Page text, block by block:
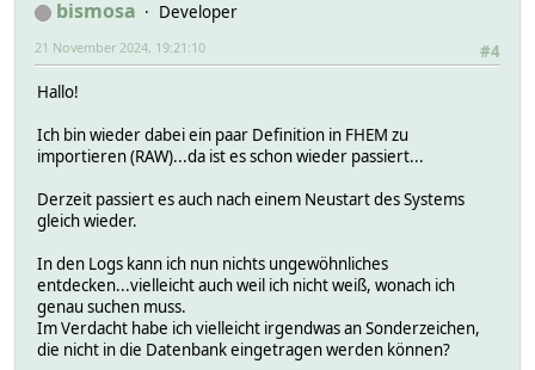
bismosa
Developer
#4
21 November 2024, 19:21:10
Hallo!
Ich bin wieder dabei ein paar Definition in FHEM zu
importieren (RAW)...da ist es schon wieder passiert...
Derzeit passiert es auch nach einem Neustart des Systems
gleich wieder.
In den Logs kann ich nun nichts ungewöhnliches
entdecken...vielleicht auch weil ich nicht weiß, wonach ich
genau suchen muss.
Im Verdacht habe ich vielleicht irgendwas an Sonderzeichen,
die nicht in die Datenbank eingetragen werden können?